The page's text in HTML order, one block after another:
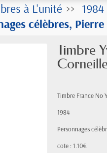
à L'unité
célèbres,
Timbre
Timbre France No
1984
Personnages
cote : 1.10€